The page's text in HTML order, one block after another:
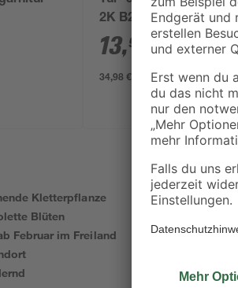
2K B2 400 ml
13,99 €
34,98 € / Liter
Kletterpflanze
Blüten
Februar im Freiland